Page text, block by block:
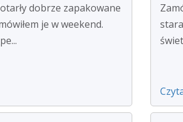
dobrze zapakowane
je w weekend.